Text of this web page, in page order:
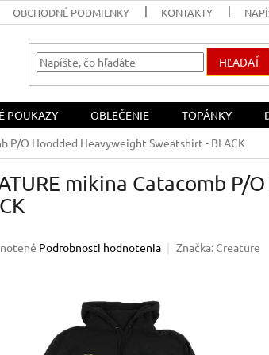
OBCHODNÉ PODMIENKY KONTAKTY
HĽADAŤ
POUKAZY OBLEČENIE TOPÁNKY
P/O Hoodded Heavyweight Sweatshirt - BLACK
mikina Catacomb
Podrobnosti hodnotenia Značka: Creature